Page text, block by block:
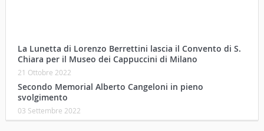
La Lunetta di Lorenzo Berrettini lascia il Convento di S.
Chiara per il Museo dei Cappuccini di Milano
21 Ottobre 2022
Secondo Memorial Alberto Cangeloni in pieno
svolgimento
03 Settembre 2022